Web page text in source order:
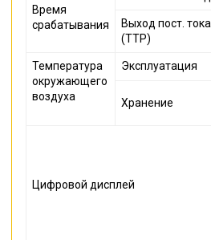
Время
срабатывания
Выход пост. тока
(ТТР)
Температура
окружающего
воздуха
Эксплуатация
Хранение
Цифровой дисплей